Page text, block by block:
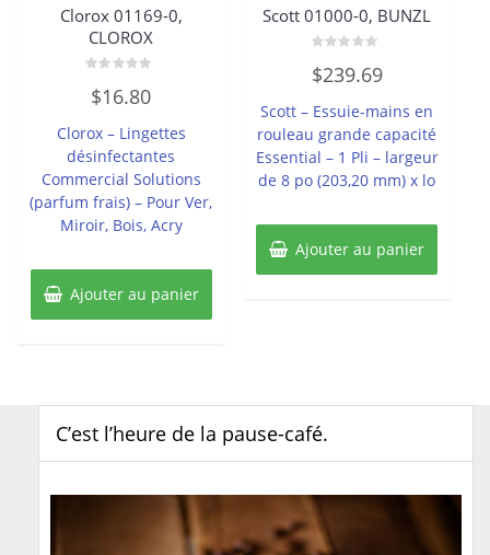
Clorox 01169-0,
CLOROX
0
sur
$16.80
Clorox – Lingettes
désinfectantes
Commercial Solutions
(parfum frais) – Pour Ver,
Miroir, Bois, Acry
Ajouter au panier
Scott 01000-0, BUNZL
0
sur
$239.69
Scott – Essuie-mains en
rouleau grande capacité
Essential – 1 Pli – largeur
de 8 po (203,20 mm) x lo
Ajouter au panier
C’est l’heure de la pause-café.